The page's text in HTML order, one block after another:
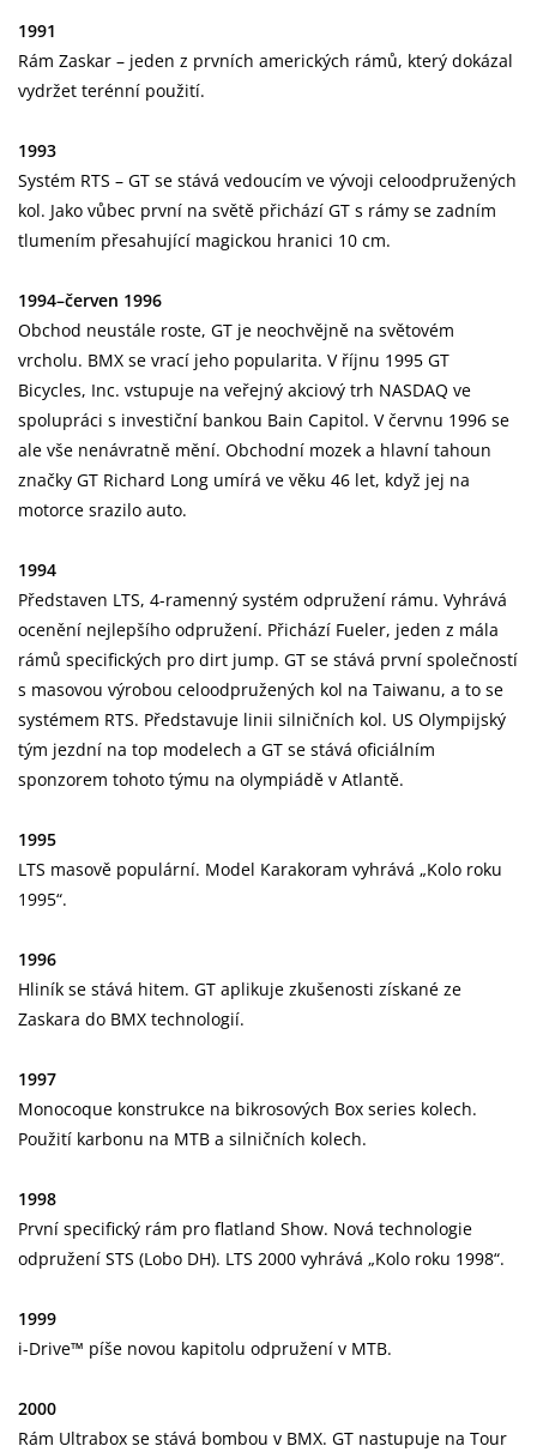
1991
Rám Zaskar – jeden z prvních amerických rámů, který dokázal
vydržet terénní použití.
1993
Systém RTS – GT se stává vedoucím ve vývoji celoodpružených
kol. Jako vůbec první na světě přichází GT s rámy se zadním
tlumením přesahující magickou hranici 10 cm.
1994–červen 1996
Obchod neustále roste, GT je neochvějně na světovém
vrcholu. BMX se vrací jeho popularita. V říjnu 1995 GT
Bicycles, Inc. vstupuje na veřejný akciový trh NASDAQ ve
spolupráci s investiční bankou Bain Capitol. V červnu 1996 se
ale vše nenávratně mění. Obchodní mozek a hlavní tahoun
značky GT Richard Long umírá ve věku 46 let, když jej na
motorce srazilo auto.
1994
Představen LTS, 4-ramenný systém odpružení rámu. Vyhrává
ocenění nejlepšího odpružení. Přichází Fueler, jeden z mála
rámů specifických pro dirt jump. GT se stává první společností
s masovou výrobou celoodpružených kol na Taiwanu, a to se
systémem RTS. Představuje linii silničních kol. US Olympijský
tým jezdní na top modelech a GT se stává oficiálním
sponzorem tohoto týmu na olympiádě v Atlantě.
1995
LTS masově populární. Model Karakoram vyhrává „Kolo roku
1995“.
1996
Hliník se stává hitem. GT aplikuje zkušenosti získané ze
Zaskara do BMX technologií.
1997
Monocoque konstrukce na bikrosových Box series kolech.
Použití karbonu na MTB a silničních kolech.
1998
První specifický rám pro flatland Show. Nová technologie
odpružení STS (Lobo DH). LTS 2000 vyhrává „Kolo roku 1998“.
1999
i-Drive™ píše novou kapitolu odpružení v MTB.
2000
Rám Ultrabox se stává bombou v BMX. GT nastupuje na Tour